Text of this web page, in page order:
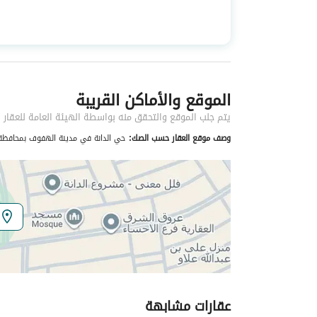
نوع العقار
فلل
خدمات العقار
كهرباء نعم
تفاصيل اضافية
عمر العقار
جديد
عرض الشارع
18
الموقع والأماكن القريبة
يتم جلب الموقع والتحقق منه بواسطة الهيئة العامة للعقار
وصف موقع العقار حسب الصك: حي الدانة في مدينة الهفوف
عقارات مشابهة